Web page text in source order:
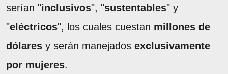
serían "inclusivos", "sustentables" y
"eléctricos", los cuales cuestan millones de
dólares y serán manejados exclusivamente
por mujeres.